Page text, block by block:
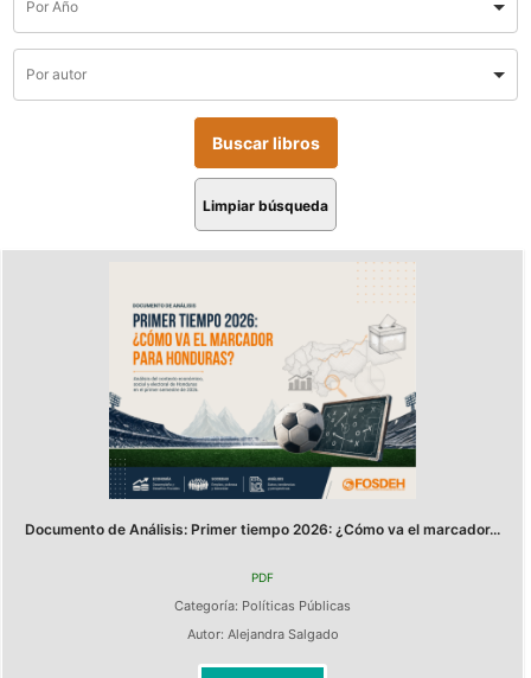
Limpiar búsqueda
Documento de Análisis: Primer tiempo 2026: ¿Cómo va el marcador...
PDF
Categoría: Políticas Públicas
Autor: Alejandra Salgado